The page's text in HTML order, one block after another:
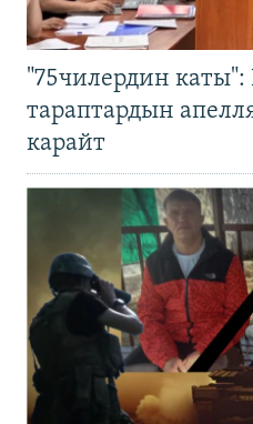
"75чилердин
тараптардын
карайт